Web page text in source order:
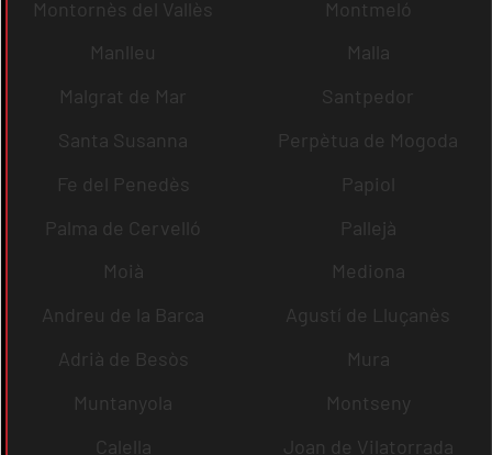
Montornès del Vallès
Montmeló
Manlleu
Malla
Malgrat de Mar
Santpedor
Santa Susanna
Perpètua de Mogoda
Fe del Penedès
Papiol
Palma de Cervelló
Pallejà
Moià
Mediona
Andreu de la Barca
Agustí de Lluçanès
Adrià de Besòs
Mura
Muntanyola
Montseny
Calella
Joan de Vilatorrada